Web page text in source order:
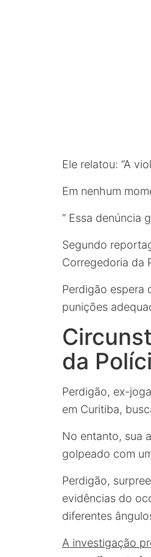
Ele relatou: “A
Em nenhum
” Essa denúncia
Segundo
Corregedoria da
Perdigão espera
punições
da
Perdigão, ex-
em Curitiba,
No entanto, sua
golpeado com
Perdigão,
evidências do
diferentes
A investigação